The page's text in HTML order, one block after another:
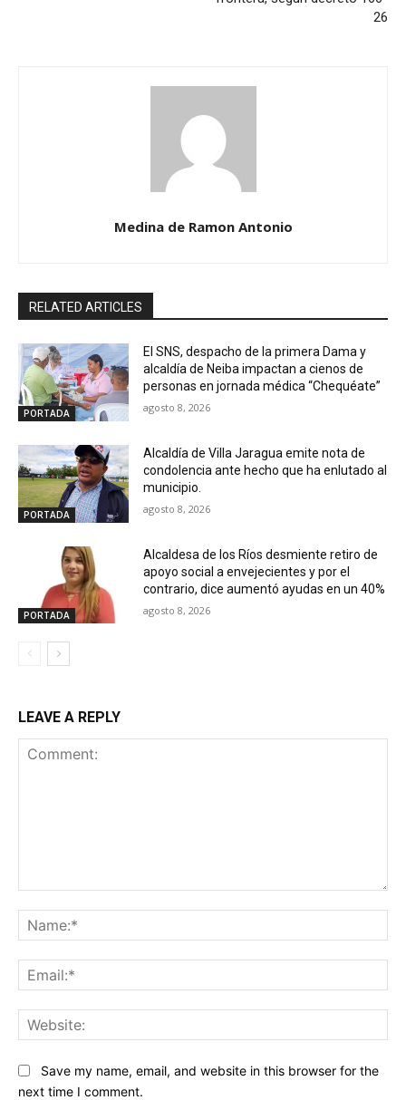
26
Medina de Ramon Antonio
RELATED ARTICLES
PORTADA
El SNS, despacho de la primera Dama y
alcaldía de Neiba impactan a cienos de
personas en jornada médica “Chequéate”
agosto 8, 2026
PORTADA
Alcaldía de Villa Jaragua emite nota de
condolencia ante hecho que ha enlutado al
municipio.
agosto 8, 2026
PORTADA
Alcaldesa de los Ríos desmiente retiro de
apoyo social a envejecientes y por el
contrario, dice aumentó ayudas en un 40%
agosto 8, 2026
LEAVE A REPLY
Save my name, email, and website in this browser for the
next time I comment.